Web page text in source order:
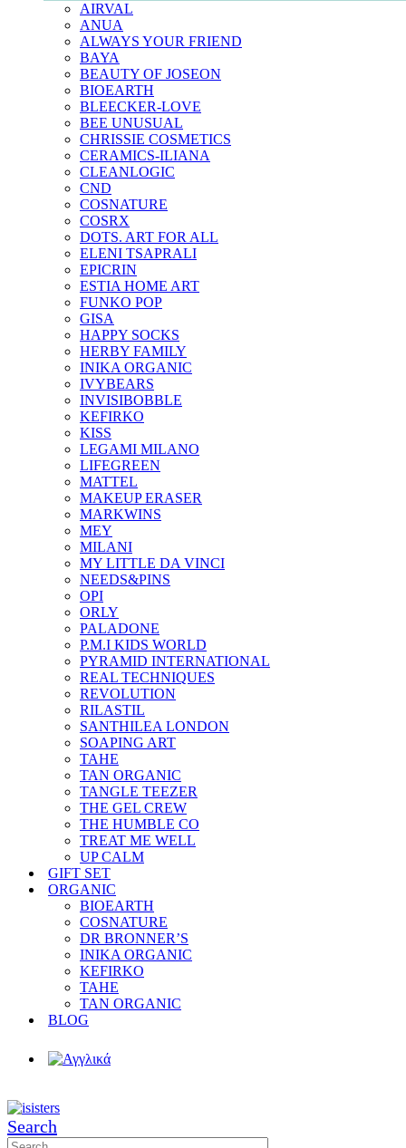
AIRVAL
ANUA
ALWAYS YOUR FRIEND
BAYA
BEAUTY OF JOSEON
BIOEARTH
BLEECKER-LOVE
BEE UNUSUAL
CHRISSIE COSMETICS
CERAMICS-ILIANA
CLEANLOGIC
CND
COSNATURE
COSRX
DOTS. ART FOR ALL
ELENI TSAPRALI
EPICRIN
ESTIA HOME ART
FUNKO POP
GISA
HAPPY SOCKS
HERBY FAMILY
INIKA ORGANIC
IVYBEARS
INVISIBOBBLE
KEFIRKO
KISS
LEGAMI MILANO
LIFEGREEN
MATTEL
MAKEUP ERASER
MARKWINS
MEY
MILANI
MY LITTLE DA VINCI
NEEDS&PINS
OPI
ORLY
PALADONE
P.M.I KIDS WORLD
PYRAMID INTERNATIONAL
REAL TECHNIQUES
REVOLUTION
RILASTIL
SANTHILEA LONDON
SOAPING ART
TAHE
TAN ORGANIC
TANGLE TEEZER
THE GEL CREW
THE HUMBLE CO
TREAT ME WELL
UP CALM
GIFT SET
ORGANIC
BIOEARTH
COSNATURE
DR BRONNER’S
INIKA ORGANIC
KEFIRKO
TAHE
TAN ORGANIC
BLOG
Search